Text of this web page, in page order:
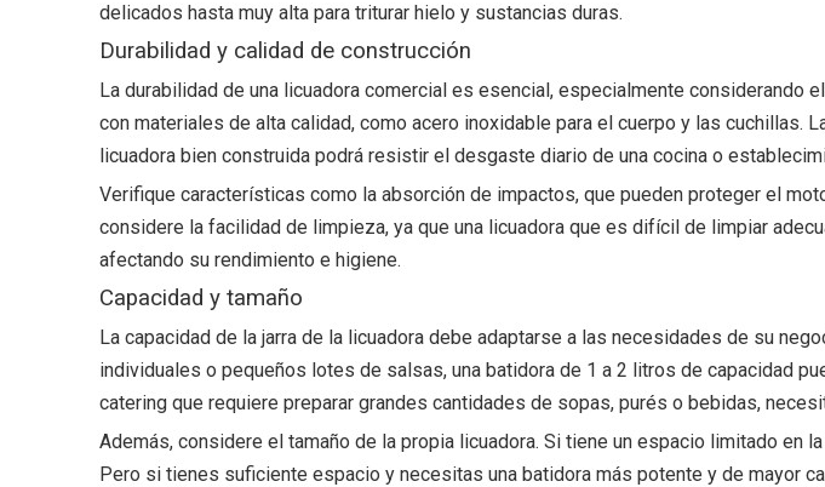
delicados hasta muy alta para triturar hielo y sustancias duras.
Durabilidad y calidad de construcción
La durabilidad de una licuadora comercial es esencial, especialmente considerando
con materiales de alta calidad, como acero inoxidable para el cuerpo y las
licuadora bien construida podrá resistir el desgaste diario de una cocina o
Verifique características como la absorción de impactos, que pueden proteger el
considere la facilidad de limpieza, ya que una licuadora que es difícil de limpiar
afectando su rendimiento e higiene.
Capacidad y tamaño
La capacidad de la jarra de la licuadora debe adaptarse a las necesidades de su
individuales o pequeños lotes de salsas, una batidora de 1 a 2 litros de capacidad
catering que requiere preparar grandes cantidades de sopas, purés o bebidas,
Además, considere el tamaño de la propia licuadora. Si tiene un espacio limitado en
Pero si tienes suficiente espacio y necesitas una batidora más potente y de mayor